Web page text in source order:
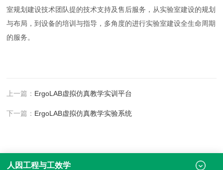
室规划建设技术团队提的技术支持及售后服务，从实验室建设的规划
与布局，到设备的培训与指导，多角度的进行实验室建设全生命周期
的服务。
上一篇： ErgoLAB虚拟仿真教学实训平台
下一篇： ErgoLAB虚拟仿真教学实验系统
人因工程与工效学